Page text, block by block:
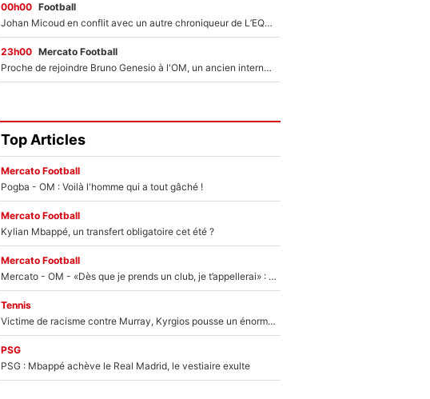
00h00 Football
Johan Micoud en conflit avec un autre chroniqueur de L’EQUIPE du Soir : «Pendant un moment, je ne les ai pas remis ensemble dans l'émission»
23h00 Mercato Football
Proche de rejoindre Bruno Genesio à l'OM, un ancien international français va finalement débarquer... sur RMC !
Top Articles
Mercato Football
Pogba - OM : Voilà l'homme qui a tout gâché !
Mercato Football
Kylian Mbappé, un transfert obligatoire cet été ?
Mercato Football
Mercato - OM - «Dès que je prends un club, je t’appellerai» : La promesse de Marcelino au moment de claquer la porte
Tennis
Victime de racisme contre Murray, Kyrgios pousse un énorme coup de gueule !
PSG
PSG : Mbappé achève le Real Madrid, le vestiaire exulte